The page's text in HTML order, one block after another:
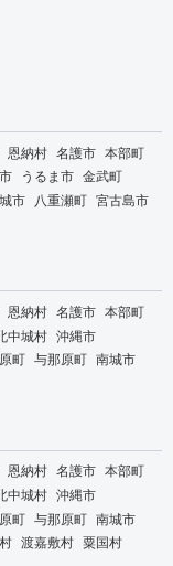
恩納村 名護市 本部町
うるま市 金武町
市 八重瀬町 宮古島市
恩納村 名護市 本部町
中城村 沖縄市
町 与那原町 南城市
恩納村 名護市 本部町
中城村 沖縄市
町 与那原町 南城市
渡嘉敷村 粟国村